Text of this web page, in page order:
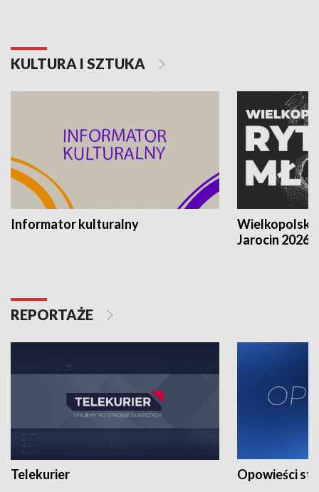
KULTURA I SZTUKA
Informator kulturalny
Jarocin 2026
REPORTAŻE
Telekurier Opowieści